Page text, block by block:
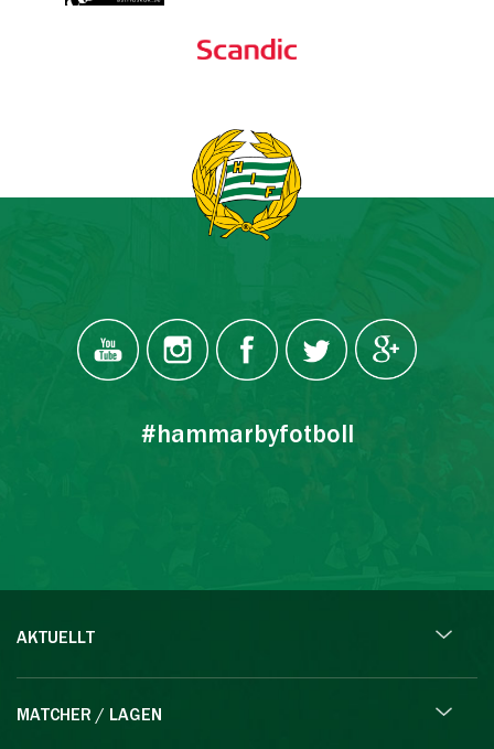
#hammarbyfotboll
AKTUELLT
MATCHER / LAGEN